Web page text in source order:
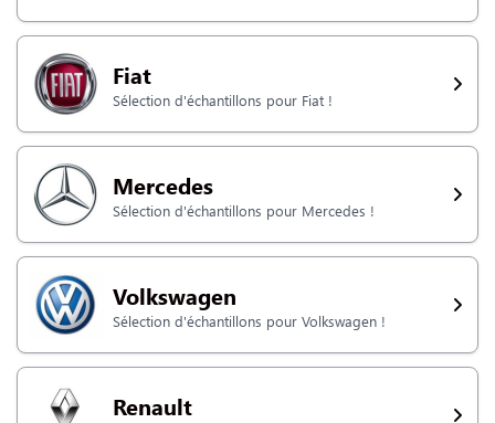
Fiat
Sélection d'échantillons pour Fiat !
Mercedes
Sélection d'échantillons pour Mercedes !
Volkswagen
Sélection d'échantillons pour Volkswagen !
Renault